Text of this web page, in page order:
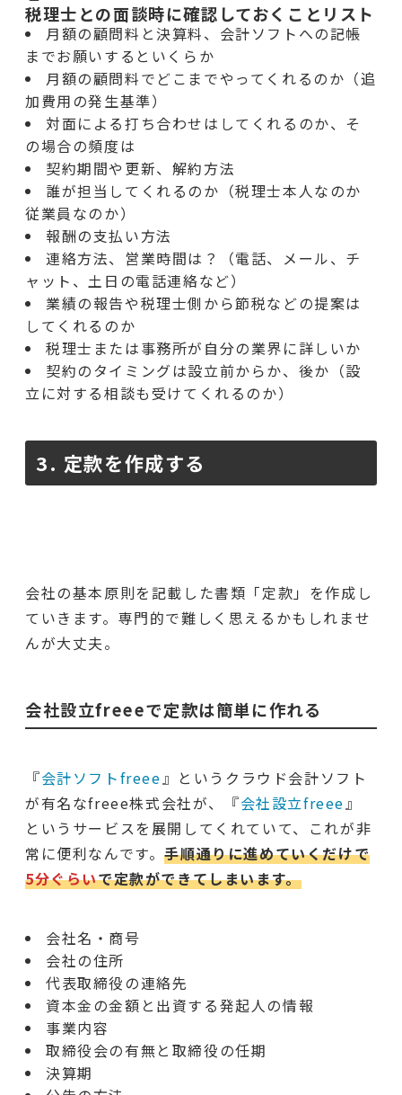
税理士との面談時に確認しておくことリスト
月額の顧問料と決算料、会計ソフトへの記帳
までお願いするといくらか
月額の顧問料でどこまでやってくれるのか（追
加費用の発生基準）
対面による打ち合わせはしてくれるのか、そ
の場合の頻度は
契約期間や更新、解約方法
誰が担当してくれるのか（税理士本人なのか
従業員なのか）
報酬の支払い方法
連絡方法、営業時間は？（電話、メール、チ
ャット、土日の電話連絡など）
業績の報告や税理士側から節税などの提案は
してくれるのか
税理士または事務所が自分の業界に詳しいか
契約のタイミングは設立前からか、後か（設
立に対する相談も受けてくれるのか）
3. 定款を作成する
会社の基本原則を記載した書類「定款」を作成し
ていきます。専門的で難しく思えるかもしれませ
んが大丈夫。
会社設立freeeで定款は簡単に作れる
『会計ソフトfreee 』というクラウド会計ソフト
が有名なfreee株式会社が、『会社設立freee 』
というサービスを展開してくれていて、これが非
常に便利なんです。手順通りに進めていくだけで
5分ぐらいで定款ができてしまいます。
会社名・商号
会社の住所
代表取締役の連絡先
資本金の金額と出資する発起人の情報
事業内容
取締役会の有無と取締役の任期
決算期